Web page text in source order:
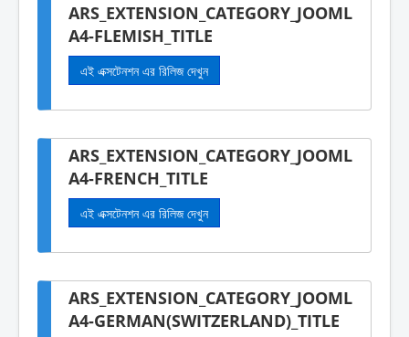
ARS_EXTENSION_CATEGORY_JOOML
A4-FLEMISH_TITLE
এই এক্সটেনশন এর রিলিজ দেখুন
ARS_EXTENSION_CATEGORY_JOOML
A4-FRENCH_TITLE
এই এক্সটেনশন এর রিলিজ দেখুন
ARS_EXTENSION_CATEGORY_JOOML
A4-GERMAN(SWITZERLAND)_TITLE